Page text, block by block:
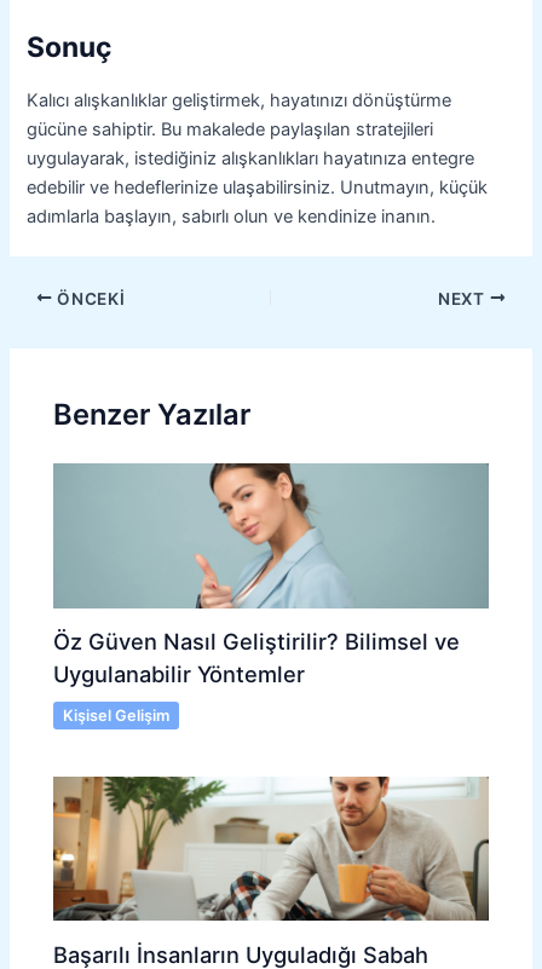
Sonuç
Kalıcı alışkanlıklar geliştirmek, hayatınızı dönüştürme
gücüne sahiptir. Bu makalede paylaşılan stratejileri
uygulayarak, istediğiniz alışkanlıkları hayatınıza entegre
edebilir ve hedeflerinize ulaşabilirsiniz. Unutmayın, küçük
adımlarla başlayın, sabırlı olun ve kendinize inanın.
ÖNCEKI NEXT
Benzer Yazılar
Öz Güven Nasıl Geliştirilir? Bilimsel ve
Uygulanabilir Yöntemler
Kişisel Gelişim
Başarılı İnsanların Uyguladığı Sabah